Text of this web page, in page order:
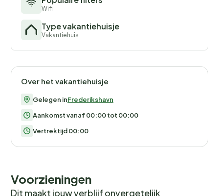
Wifi
Type vakantiehuisje
Vakantiehuis
Over het vakantiehuisje
Gelegen inFrederikshavn
Aankomst vanaf 00:00 tot 00:00
Vertrektijd 00:00
Voorzieningen
Dit maakt jouw verblijf onvergetelijk